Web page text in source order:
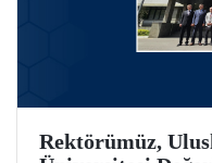
Rektörümüz,